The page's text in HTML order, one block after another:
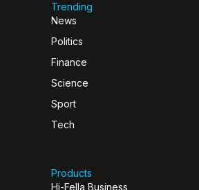
Trending
News
Politics
Finance
Science
Sport
Tech
Products
Hi-Fella Business